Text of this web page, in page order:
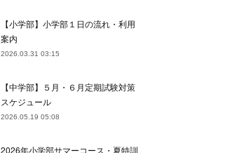
【小学部】小学部１日の流れ・利用
案内
2026.03.31 03:15
【中学部】５月・６月定期試験対策
スケジュール
2026.05.19 05:08
2026年小学部サマーコース・夏特訓